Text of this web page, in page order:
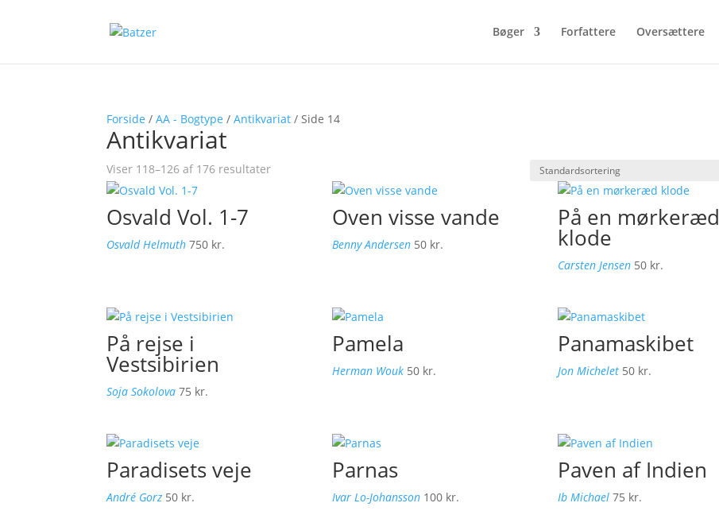
Bøger Forfattere Oversættere
Forside /AA - Bogtype /Antikvariat / Side 14
Antikvariat
Viser 118–126 af 176 resultater
Osvald Vol. 1-7
Osvald Helmuth 750 kr.
Oven visse vande
Benny Andersen 50 kr.
På en mørkeræd
klode
Carsten Jensen 50 kr.
På rejse i
Vestsibirien
Soja Sokolova 75 kr.
Pamela
Herman Wouk 50 kr.
Panamaskibet
Jon Michelet 50 kr.
Paradisets veje
André Gorz 50 kr.
Parnas
Ivar Lo-Johansson 100 kr.
Paven af Indien
Ib Michael 75 kr.